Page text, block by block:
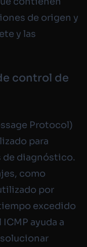
de origen y
y las
control de
Protocol)
para
de diagnóstico.
como
por
excedido
ayuda a